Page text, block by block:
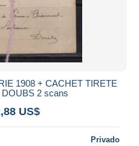
1908 + CACHET TIRETE
2 scans
US$
Privado